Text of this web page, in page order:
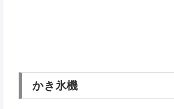
かき氷機